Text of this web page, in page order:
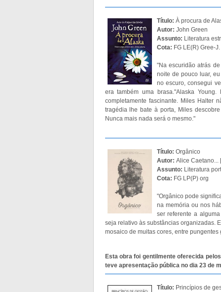
Título: À procura de
Autor: John Green
Assunto: Literatura
Cota: FG LE(R) Gree-
"Na escuridão atrás
noite de pouco luar,
no escuro, consegui
era também uma brasa."Alaska Young.
completamente fascinante. Miles Halter
tragédia lhe bate à porta, Miles
Nunca mais nada será o mesmo."
Título: Orgânico
Autor: Alice Caetano...
Assunto: Literatura
Cota: FG LP(P) org
"Orgânico pode
na memória ou nos
ser referente a
seja relativo às substâncias organizadas.
mosaico de muitas cores, entre
Esta obra foi gentilmente oferecida
teve apresentação pública no dia 23 de
Título: Princípios de